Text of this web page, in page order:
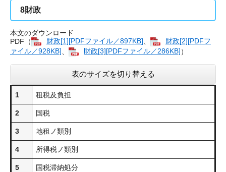
8財政
本文のダウンロード
PDF（
財政[1][PDFファイル／897KB]
財政[2][PDFフ
ァイル／928KB]
財政[3][PDFファイル／286KB]）
表のサイズを切り替える
1 租税及負担
2 国税
3 地租ノ類別
4 所得税ノ類別
5 国税滞納処分